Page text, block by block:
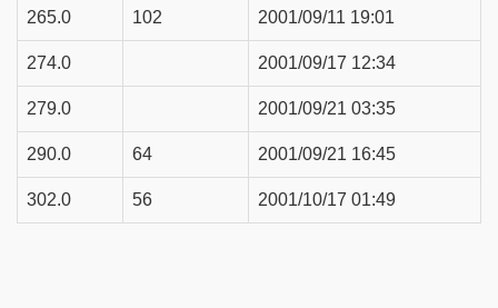
265.0 102 2001/09/11 19:01
274.0 2001/09/17 12:34
279.0 2001/09/21 03:35
290.0 64 2001/09/21 16:45
302.0 56 2001/10/17 01:49